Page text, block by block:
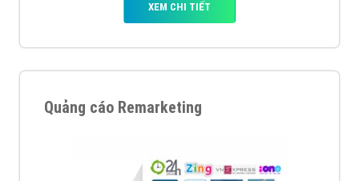
XEM CHI TIẾT
Quảng cáo Remarketing